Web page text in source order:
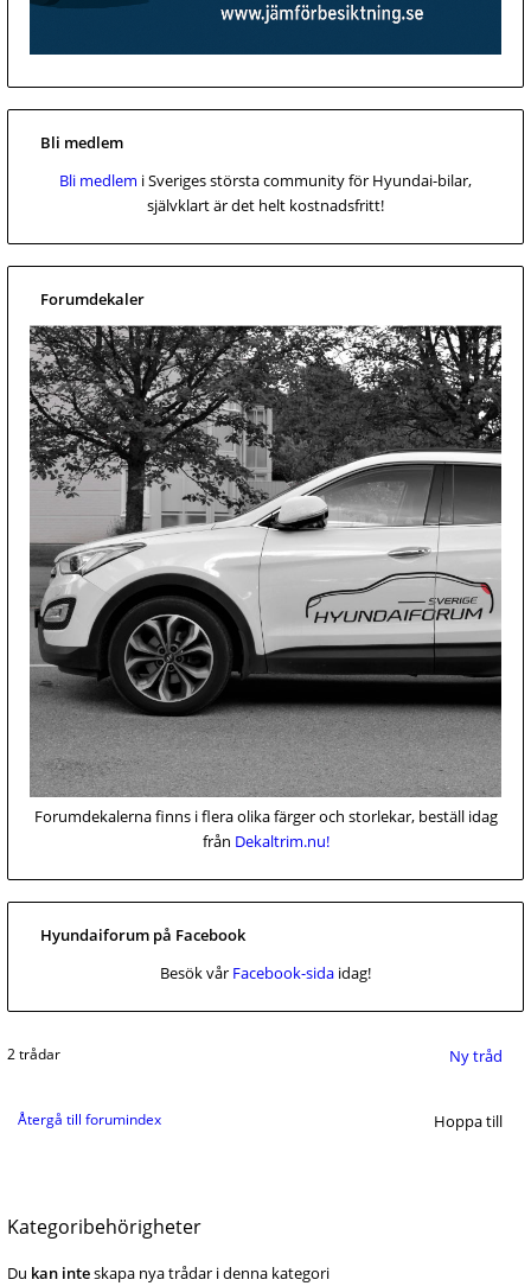
Bli medlem
Bli medlem i Sveriges största community för Hyundai-bilar,
självklart är det helt kostnadsfritt!
Forumdekaler
Forumdekalerna finns i flera olika färger och storlekar, beställ idag
från Dekaltrim.nu!
Hyundaiforum på Facebook
Besök vår Facebook-sida idag!
Ny tråd
2 trådar
Återgå till forumindex Hoppa till
Kategoribehörigheter
Du kan inteskapa nya trådar i denna kategori